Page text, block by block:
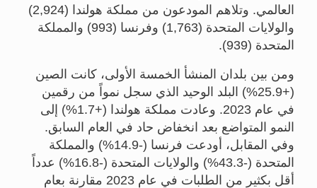
العالمي. وتلاهم المودعون من مملكة هولندا (2,924)
والولايات المتحدة (1,763) وفرنسا (993) والمملكة
المتحدة (939).
ومن بين بلدان المنشأ الخمسة الأولى، كانت الصين
(+25.9%) البلد الوحيد الذي سجل نمواً من رقمين
في عام 2023. وعادت مملكة هولندا (+1.7%) إلى
النمو المتواضع بعد انخفاض حاد في العام السابق.
وفي المقابل، أودعت فرنسا (-14.9%) والمملكة
المتحدة (-43.3%) والولايات المتحدة (-16.8%) عدداً
أقل بكثير من الطلبات في عام 2023 مقارنة بعام